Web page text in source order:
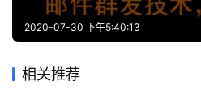
2020-07-30 下午5:40:13
相关推荐